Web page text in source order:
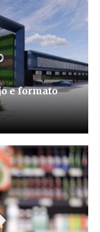
e formato